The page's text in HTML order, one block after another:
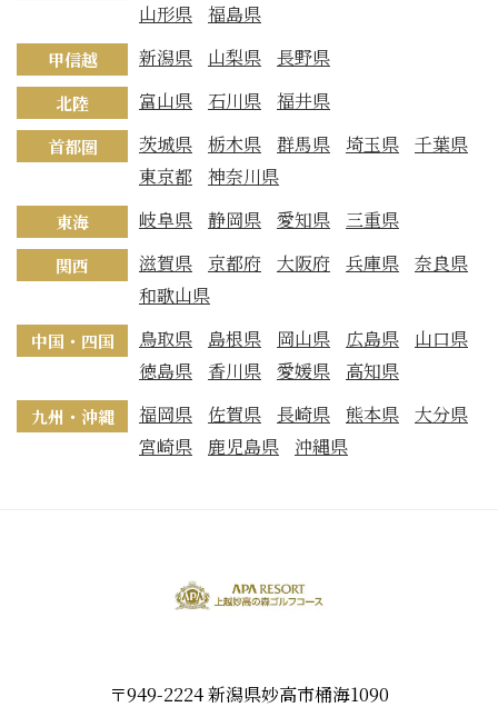
山形県
福島県
甲信越 新潟県 山梨県 長野県
北陸 富山県 石川県 福井県
首都圏 茨城県 栃木県 群馬県 埼玉県
千葉県
東京都
神奈川県
東海 岐阜県 静岡県 愛知県 三重県
関西 滋賀県 京都府 大阪府 兵庫県
奈良県
和歌山県
中国・四国 鳥取県 島根県 岡山県 広島県
山口県
徳島県
香川県 愛媛県 高知県
九州・沖縄 福岡県 佐賀県 長崎県 熊本県
大分県
宮崎県
鹿児島県 沖縄県
〒949-2224 新潟県妙高市桶海1090